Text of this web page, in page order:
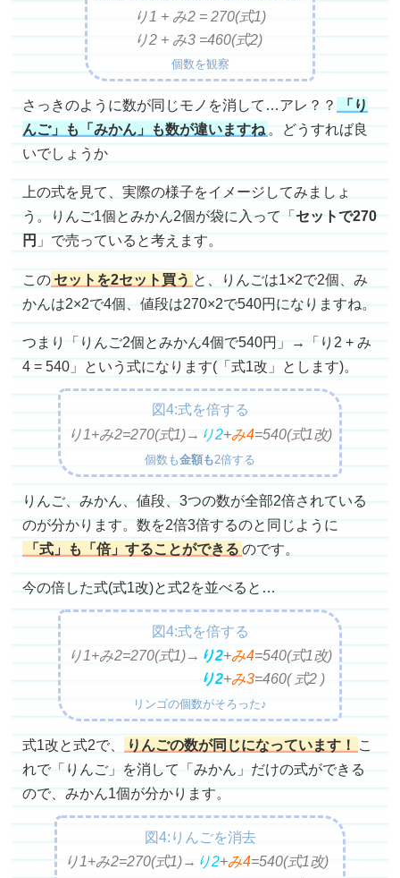
り1 + み2 =
り2 + み3 =
270(式1)
460(式2)
個数を観察
さっきのように数が同じモノを消して…アレ？？
「り
んご」も「みかん」も数が違いますね 。どうすれば良
いでしょうか
上の式を見て、実際の様子をイメージしてみましょ
う。りんご1個とみかん2個が袋に入って「 セットで270
円 」で売っていると考えます。
この セットを2セット買う と、りんごは1×2で2個、み
かんは2×2で4個、値段は270×2で540円になりますね。
つまり「りんご2個とみかん4個で540円」→「り2 + み
4 = 540」という式になります(「式1改」とします)。
図4:式を倍する
り1+み2=270(式1)→ り2+み4=540(式1改)
個数も金額も2倍する
りんご、みかん、値段、3つの数が全部2倍されている
のが分かります。数を2倍3倍するのと同じように
「式」も「倍」することができる のです。
今の倍した式(式1改)と式2を並べると…
図4:式を倍する
り1+み2=270(式1)→ り2+み4=
り2+み3=
540(式1改)
460( 式2 )
リンゴの個数がそろった♪
式1改と式2で、 りんごの数が同じになっています！
こ
れで「りんご」を消して「みかん」だけの式ができる
ので、みかん1個が分かります。
図4:りんごを消去
り1+み2=270(式1)→ り2+み4=540(式1改)